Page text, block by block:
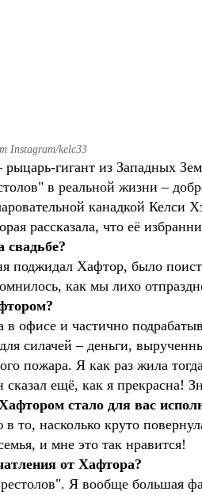
Instagram/kelc33
гигант из Западных
в реальной жизни –
канадкой Келси
рассказала, что её
поджидал Хафтор, было
как мы лихо
в офисе и частично
силачей – деньги,
пожара. Я как раз жила
ещё, как я прекрасна!
стало для вас
то, насколько круто
и мне это так нравится!
от Хафтора?
Я вообще большая